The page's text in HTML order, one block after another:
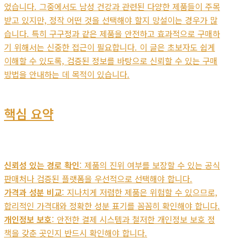
었습니다. 그중에서도 남성 건강과 관련된 다양한 제품들이 주목
받고 있지만, 정작 어떤 것을 선택해야 할지 망설이는 경우가 많
습니다. 특히 구구정과 같은 제품을 안전하고 효과적으로 구매하
기 위해서는 신중한 접근이 필요합니다. 이 글은 초보자도 쉽게
이해할 수 있도록, 검증된 정보를 바탕으로 신뢰할 수 있는 구매
방법을 안내하는 데 목적이 있습니다.
핵심 요약
신뢰성 있는 경로 확인: 제품의 진위 여부를 보장할 수 있는 공식
판매처나 검증된 플랫폼을 우선적으로 선택해야 합니다.
가격과 성분 비교: 지나치게 저렴한 제품은 위험할 수 있으므로,
합리적인 가격대와 정확한 성분 표기를 꼼꼼히 확인해야 합니다.
개인정보 보호: 안전한 결제 시스템과 철저한 개인정보 보호 정
책을 갖춘 곳인지 반드시 확인해야 합니다.